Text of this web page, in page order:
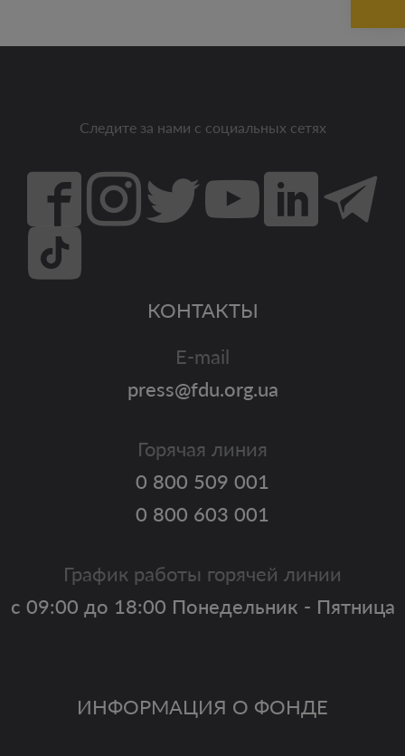
Следите за нами с социальных сетях
ИНФОРМАЦИЯ О ФОНДЕ
КОНТАКТЫ
E-mail
press@fdu.org.ua
Горячая линия
0 800 509 001
0 800 603 001
График работы горячей линии
с 09:00 до 18:00 Понедельник - Пятница